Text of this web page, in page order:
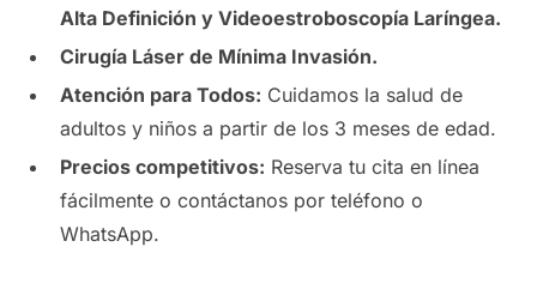
Alta Definición y Videoestroboscopía Laríngea.
Cirugía Láser de Mínima Invasión.
Atención para Todos: Cuidamos la salud de
adultos y niños a partir de los 3 meses de edad.
Precios competitivos: Reserva tu cita en línea
fácilmente o contáctanos por teléfono o
WhatsApp.